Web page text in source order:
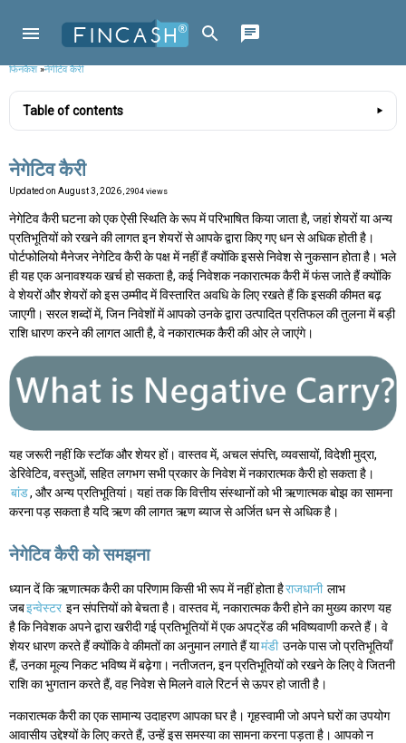
फिनकैश»नेगेटिव कैरी
Table of contents
नेगेटिव कैरी
Updated on August 3, 2026 , 2904 views
नेगेटिव कैरी घटना को एक ऐसी स्थिति के रूप में परिभाषित किया जाता है, जहां शेयरों या अन्य
प्रतिभूतियों को रखने की लागत इन शेयरों से आपके द्वारा किए गए धन से अधिक होती है।
पोर्टफोलियो मैनेजर नेगेटिव कैरी के पक्ष में नहीं हैं क्योंकि इससे निवेश से नुकसान होता है। भले
ही यह एक अनावश्यक खर्च हो सकता है, कई निवेशक नकारात्मक कैरी में फंस जाते हैं क्योंकि
वे शेयरों और शेयरों को इस उम्मीद में विस्तारित अवधि के लिए रखते हैं कि इसकी कीमत बढ़
जाएगी। सरल शब्दों में, जिन निवेशों में आपको उनके द्वारा उत्पादित प्रतिफल की तुलना में बड़ी
राशि धारण करने की लागत आती है, वे नकारात्मक कैरी की ओर ले जाएंगे।
यह जरूरी नहीं कि स्टॉक और शेयर हों। वास्तव में, अचल संपत्ति, व्यवसायों, विदेशी मुद्रा,
डेरिवेटिव, वस्तुओं, सहित लगभग सभी प्रकार के निवेश में नकारात्मक कैरी हो सकता है।
बांड, और अन्य प्रतिभूतियां। यहां तक कि वित्तीय संस्थानों को भी ऋणात्मक बोझ का सामना
करना पड़ सकता है यदि ऋण की लागत ऋण ब्याज से अर्जित धन से अधिक है।
नेगेटिव कैरी को समझना
ध्यान दें कि ऋणात्मक कैरी का परिणाम किसी भी रूप में नहीं होता हैराजधानी लाभ
जबइन्वेस्टर इन संपत्तियों को बेचता है। वास्तव में, नकारात्मक कैरी होने का मुख्य कारण यह
है कि निवेशक अपने द्वारा खरीदी गई प्रतिभूतियों में एक अपट्रेंड की भविष्यवाणी करते हैं। वे
शेयर धारण करते हैं क्योंकि वे कीमतों का अनुमान लगाते हैं यामंडी उनके पास जो प्रतिभूतियाँ
हैं, उनका मूल्य निकट भविष्य में बढ़ेगा। नतीजतन, इन प्रतिभूतियों को रखने के लिए वे जितनी
राशि का भुगतान करते हैं, वह निवेश से मिलने वाले रिटर्न से ऊपर हो जाती है।
नकारात्मक कैरी का एक सामान्य उदाहरण आपका घर है। गृहस्वामी जो अपने घरों का उपयोग
आवासीय उद्देश्यों के लिए करते हैं, उन्हें इस समस्या का सामना करना पड़ता है। आपको न